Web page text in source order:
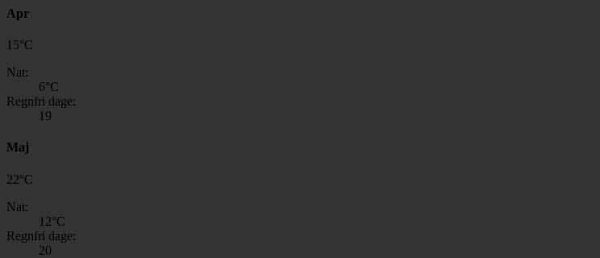
Apr
15°C
Nat:
6°C
Regnfri dage:
19
Maj
22°C
Nat:
12°C
Regnfri dage:
20